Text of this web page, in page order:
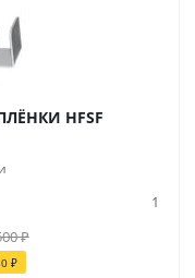
HFSF
1
₽
₽